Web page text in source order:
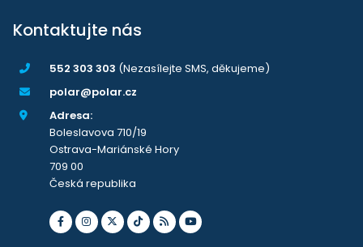
Kontaktujte nás
552 303 303 (Nezasílejte SMS, děkujeme)
polar@polar.cz
Adresa:
Boleslavova 710/19
Ostrava-Mariánské Hory
709 00
Česká republika